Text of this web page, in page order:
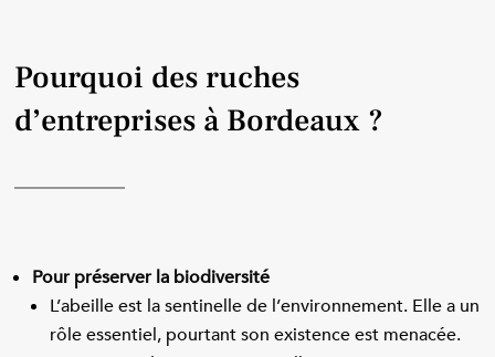
Pourquoi des ruches
d’entreprises à Bordeaux ?
Pour préserver la biodiversité
L’abeille est la sentinelle de l’environnement. Elle a un
rôle essentiel, pourtant son existence est menacée.